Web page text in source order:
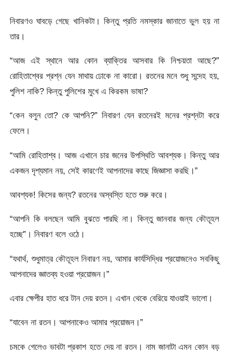
নিবারণও ঘাবড়ে গেছে খানিকটা। কিন্তু প্রতি নমস্কার জানাতে ভুল হয় না
তার।
“আজ এই স্থানে আর কোন ব্যাক্তির আসবার কি নিশ্চয়তা আছে?”
রোহিতাশ্বের প্রশ্ন যেন মাথায় ঢোকে না কারো। রতনের মনে শুধু সন্দেহ হয়,
পুলিশ নাকি? কিন্তু পুলিশের মুখে এ কিরকম ভাষা?
“কেন বলুন তো? কে আপনি?” নিবারণ যেন রতনেরই মনের প্রশ্নটা করে
ফেলে।
“আমি রোহিতাশ্ব। আজ এখানে চার জনের উপস্থিতি আবশ্যক। কিন্তু আর
একজন দৃশ্যমান নয়, সেই কারণেই আপনাদের কাছে জিজ্ঞাসা করছি।”
আবশ্যক! কিসের জন্য? রতনের অস্বস্তি হতে শুরু করে।
“আপনি কি বলছেন আমি বুঝতে পারছি না। কিন্তু জানবার জন্য কৌতূহল
হচ্ছে”। নিবারণ বলে ওঠে।
“যথার্থ, শুধুমাত্র কৌতূহল নিবারণ নয়, আমার কার্যসিদ্ধির প্রয়োজনেও সবকিছু
আপনাদের জ্ঞাতব্য হওয়া প্রয়োজন।”
এবার ক্ষেপীর হাত ধরে টান দেয় রতন। এখান থেকে বেরিয়ে যাওয়াই ভালো।
“যাবেন না রতন। আপনাকেও আমার প্রয়োজন।”
চমকে গেলেও ভাবটা প্রকাশ হতে দেয় না রতন। নাম জানাটা এমন কোন বড়